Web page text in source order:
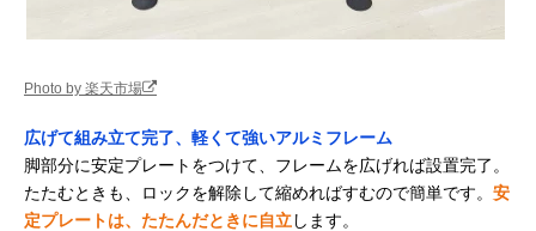
Photo by 楽天市場
広げて組み立て完了、軽くて強いアルミフレーム
脚部分に安定プレートをつけて、フレームを広げれば設置完了。
たたむときも、ロックを解除して縮めればすむので簡単です。 安
定プレートは、たたんだときに自立します。